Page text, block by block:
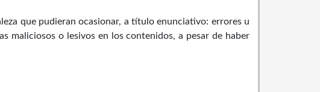
que pudieran ocasionar, a título enunciativo: errores u
maliciosos o lesivos en los contenidos, a pesar de haber